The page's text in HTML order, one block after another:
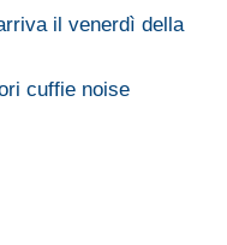
il venerdì della
cuffie noise